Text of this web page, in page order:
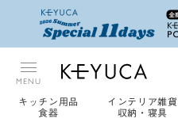
MENU
キッチン用品
食器
インテリア雑貨
収納・寝具